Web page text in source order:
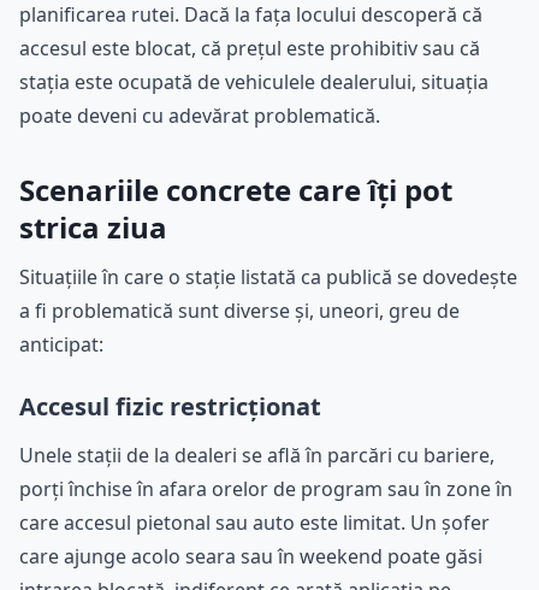
planificarea rutei. Dacă la fața locului descoperă că
accesul este blocat, că prețul este prohibitiv sau că
stația este ocupată de vehiculele dealerului, situația
poate deveni cu adevărat problematică.
Scenariile concrete care îți pot
strica ziua
Situațiile în care o stație listată ca publică se dovedește
a fi problematică sunt diverse și, uneori, greu de
anticipat:
Accesul fizic restricționat
Unele stații de la dealeri se află în parcări cu bariere,
porți închise în afara orelor de program sau în zone în
care accesul pietonal sau auto este limitat. Un șofer
care ajunge acolo seara sau în weekend poate găsi